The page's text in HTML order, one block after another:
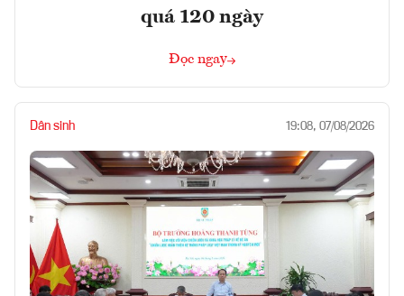
quá 120 ngày
Đọc ngay
Dân sinh 19:08, 07/08/2026